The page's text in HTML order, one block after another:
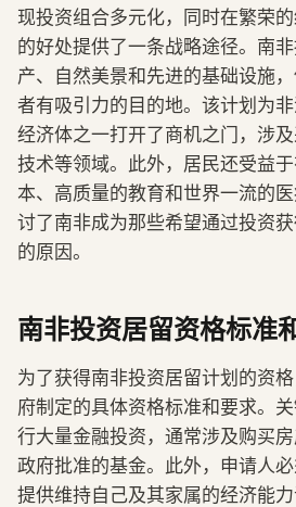
现投资组合多元化，同时在繁荣
的好处提供了一条战略途径。南
产、自然美景和先进的基础设施
者有吸引力的目的地。该计划为
经济体之一打开了商机之门，涉
技术等领域。此外，居民还受益
本、高质量的教育和世界一流的
讨了南非成为那些希望通过投资
的原因。
南非投资居留资格标准
为了获得南非投资居留计划的资
府制定的具体资格标准和要求。
行大量金融投资，通常涉及购买
政府批准的基金。此外，申请人必
提供维持自己及其家属的经济能